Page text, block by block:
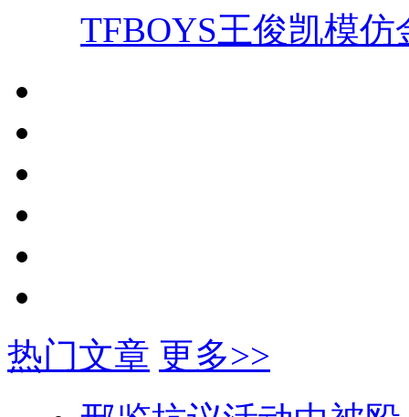
TFBOYS王俊凯模仿
热门文章 更多>>